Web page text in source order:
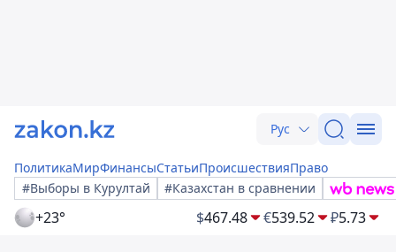
Рус
ПолитикаМирФинансыСтатьиПроисшествияПраво
#Выборы в Курултай
#Казахстан в сравнении
+23° $467.48 €539.52 ₽5.73